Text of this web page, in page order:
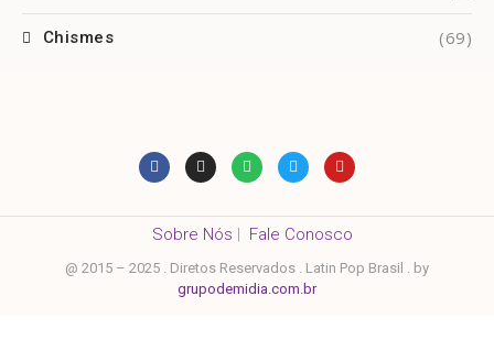
Chismes (69)
Sobre Nós | Fale Conosco
@ 2015 – 2025 . Diretos Reservados . Latin Pop Brasil . by
grupodemidia.com.br